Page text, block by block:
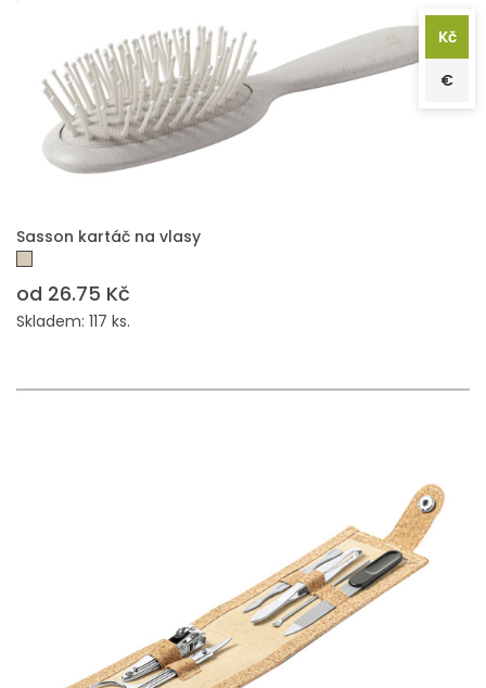
PŘIDAT DO POPTÁVKY
Sasson kartáč na vlasy
od 26.75 Kč
Skladem: 117 ks.
Kč
€